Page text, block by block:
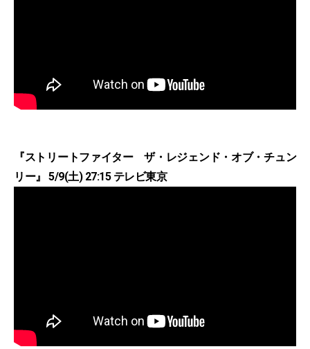
『ストリートファイター ザ・レジェンド・オブ・チュン
リー』 5/9(土) 27:15 テレビ東京